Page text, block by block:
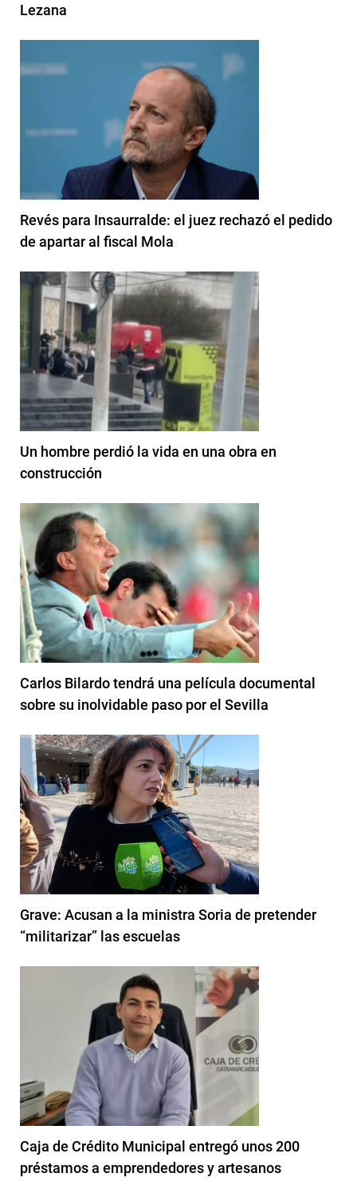
Lezana
Revés para Insaurralde: el juez rechazó el pedido
de apartar al fiscal Mola
Un hombre perdió la vida en una obra en
construcción
Carlos Bilardo tendrá una película documental
sobre su inolvidable paso por el Sevilla
Grave: Acusan a la ministra Soria de pretender
“militarizar” las escuelas
Caja de Crédito Municipal entregó unos 200
préstamos a emprendedores y artesanos